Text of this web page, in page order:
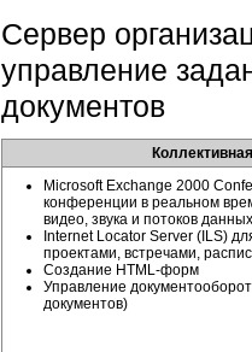
Сервер
управление
документов
Microsoft Exchange 2000
конференции в реальном
видео, звука и потоков данных
Internet Locator Server (ILS)
проектами, встречами,
Создание HTML-форм
Управление
документов)